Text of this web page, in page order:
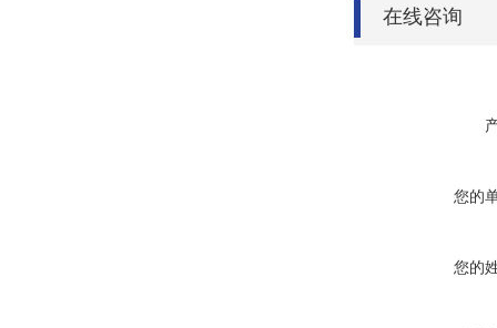
在线咨询
您的
您的